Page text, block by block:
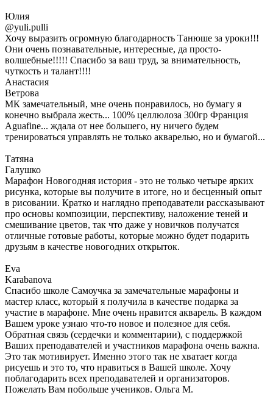
Юлия
@yuli.pulli
Хочу выразить огромную благодарность Танюше за уроки!!!
Они очень познавательные, интересные, да просто-
волшебные!!!!! Спасибо за ваш труд, за внимательность,
чуткость и талант!!!!
Анастасия
Ветрова
МК замечательный, мне очень понравилось, но бумагу я
конечно выбрала жесть... 100% целлюлоза 300гр Франция
Aguafine... ждала от нее большего, ну ничего будем
тренироваться управлять не только акварелью, но и бумагой...
Татяна
Галушко
Марафон Новогодняя история - это не только четыре ярких
рисунка, которые вы получите в итоге, но и бесценный опыт
в рисовании. Кратко и наглядно преподаватели рассказывают
про основы композиции, перспективу, наложение теней и
смешивание цветов, так что даже у новичков получатся
отличные готовые работы, которые можно будет подарить
друзьям в качестве новогодних открыток.
Eva
Karabanova
Спасибо школе Самоучка за замечательные марафоны и
мастер класс, который я получила в качестве подарка за
участие в марафоне. Мне очень нравится акварель. В каждом
Вашем уроке узнаю что-то новое и полезное для себя.
Обратная связь (сердечки и комментарии), с поддержкой
Ваших преподавателей и участников марафона очень важна.
Это так мотивирует. Именно этого так не хватает когда
рисуешь и это то, что нравиться в Вашей школе. Хочу
поблагодарить всех преподавателей и организаторов.
Пожелать Вам побольше учеников. Ольга М.